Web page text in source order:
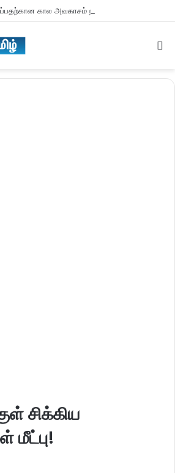
கால அவகாசம் நீடிப்பு
சிக்கிய
மீட்பு!